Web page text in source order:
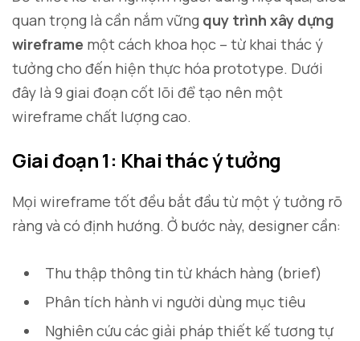
quan trọng là cần nắm vững quy trình xây dựng
wireframe một cách khoa học – từ khai thác ý
tưởng cho đến hiện thực hóa prototype. Dưới
đây là 9 giai đoạn cốt lõi để tạo nên một
wireframe chất lượng cao.
Giai đoạn 1: Khai thác ý tưởng
Mọi wireframe tốt đều bắt đầu từ một ý tưởng rõ
ràng và có định hướng. Ở bước này, designer cần:
Thu thập thông tin từ khách hàng (brief)
Phân tích hành vi người dùng mục tiêu
Nghiên cứu các giải pháp thiết kế tương tự